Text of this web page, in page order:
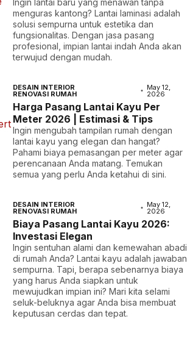
menguras kantong? Lantai laminasi adalah
solusi sempurna untuk estetika dan
fungsionalitas. Dengan jasa pasang
profesional, impian lantai indah Anda akan
terwujud dengan mudah.
DESAIN INTERIOR
RENOVASI RUMAH
May 12,
2026
Harga Pasang Lantai Kayu Per
Meter 2026 | Estimasi & Tips
Ingin mengubah tampilan rumah dengan
lantai kayu yang elegan dan hangat?
Pahami biaya pemasangan per meter agar
perencanaan Anda matang. Temukan
semua yang perlu Anda ketahui di sini.
DESAIN INTERIOR
RENOVASI RUMAH
May 12,
2026
Biaya Pasang Lantai Kayu 2026:
Investasi Elegan
Ingin sentuhan alami dan kemewahan abadi
di rumah Anda? Lantai kayu adalah jawaban
sempurna. Tapi, berapa sebenarnya biaya
yang harus Anda siapkan untuk
mewujudkan impian ini? Mari kita selami
seluk-beluknya agar Anda bisa membuat
keputusan cerdas dan tepat.